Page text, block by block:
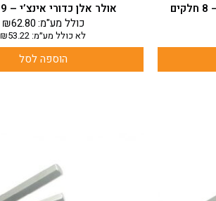
אולר אלן כדורי אינצ’י – 9 חלקים
₪62.80כולל מע"מ:
לא כולל מע״מ: ₪53.22
הוספה לסל